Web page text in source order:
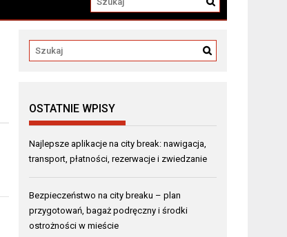
OSTATNIE WPISY
Najlepsze aplikacje na city break: nawigacja,
transport, płatności, rezerwacje i zwiedzanie
Bezpieczeństwo na city breaku – plan
przygotowań, bagaż podręczny i środki
ostrożności w mieście